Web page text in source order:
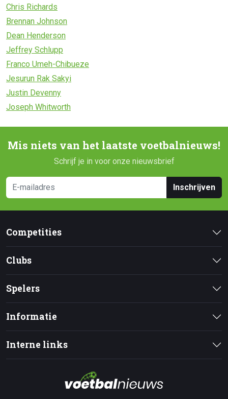
Chris Richards
Brennan Johnson
Dean Henderson
Jeffrey Schlupp
Franco Umeh-Chibueze
Jesurun Rak Sakyi
Justin Devenny
Joseph Whitworth
Mis niets van het laatste voetbalnieuws!
Schrijf je in voor onze nieuwsbrief
Inschrijven
Competities
Clubs
Spelers
Informatie
Interne links